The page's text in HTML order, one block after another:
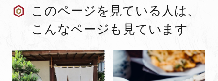
このページを見ている人は、
こんなページも見ています